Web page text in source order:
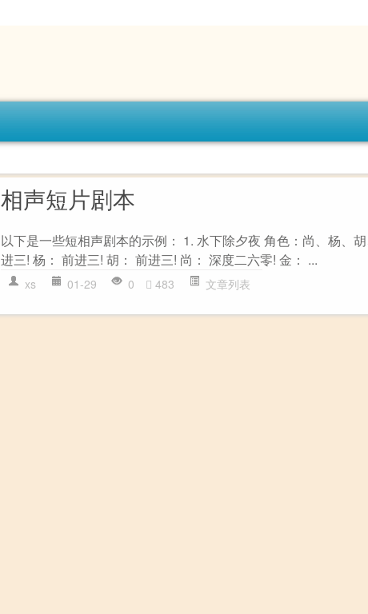
相声短片剧本
以下是一些短相声剧本的示例： 1. 水下除夕夜 角色：尚、杨、
进三! 杨： 前进三! 胡： 前进三! 尚： 深度二六零! 金： ...
xs 01-29 0 483 文章列表